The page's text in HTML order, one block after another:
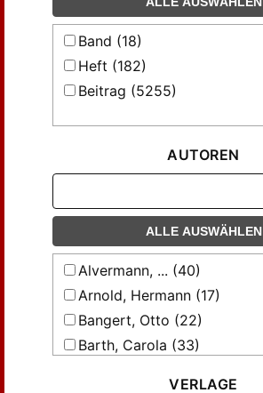
Band (18)
Heft (182)
Beitrag (5255)
AUTOREN
ALLE AUSWÄHLEN
Alvermann, ... (40)
Arnold, Hermann (17)
Bangert, Otto (22)
Barth, Carola (33)
VERLAGE